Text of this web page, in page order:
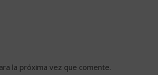
la próxima vez que comente.